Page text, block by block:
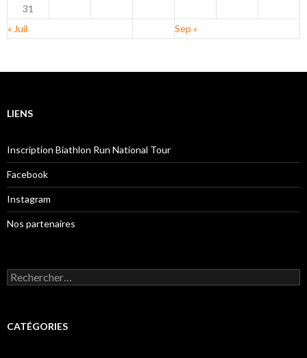
31
« Juil
Sep »
LIENS
Inscription Biathlon Run National Tour
Facebook
Instagram
Nos partenaires
Rechercher :
CATÉGORIES